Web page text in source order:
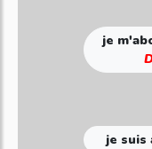
je
je suis